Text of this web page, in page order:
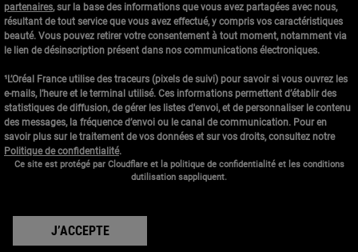
partenaires, sur la base des informations que vous avez partagées avec nous,
résultant de tout service que vous avez effectué, y compris vos caractéristiques
beauté. Vous pouvez retirer votre consentement à tout moment, notamment via
le lien de désinscription présent dans nos communications électroniques.
¹L’Oréal France utilise des traceurs (pixels de suivi) pour savoir si vous ouvrez les
e-mails, l’heure et le terminal utilisé. Ces informations permettent d’établir des
statistiques de diffusion, de gérer les listes d'envoi, et de personnaliser le contenu
des messages, la fréquence d’envoi ou le canal de communication. Pour en
savoir plus sur le traitement de vos données et sur vos droits, consultez notre
Politique de confidentialité.
Ce site est protégé par Cloudflare et la politique de confidentialité et les conditions
dutilisation sappliquent.
J’ACCEPTE